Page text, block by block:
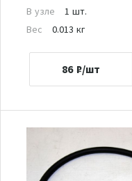
В узле
1 шт.
Вес
0.013 кг
86 ₽/шт